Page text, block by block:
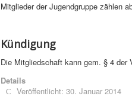
Mitglieder der Jugendgruppe zählen
Kündigung
Die Mitgliedschaft kann gem. § 4 der
Details
Veröffentlicht: 30. Januar 2014